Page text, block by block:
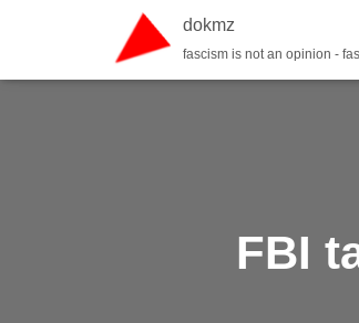
dokmz
fascism is not an opinion -
FBI